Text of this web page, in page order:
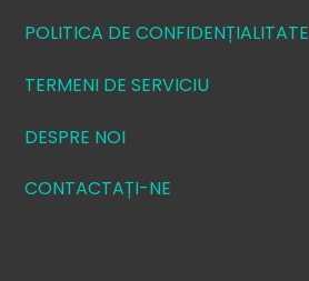
POLITICA DE CONFIDENȚIALITATE
TERMENI DE SERVICIU
DESPRE NOI
CONTACTAȚI-NE